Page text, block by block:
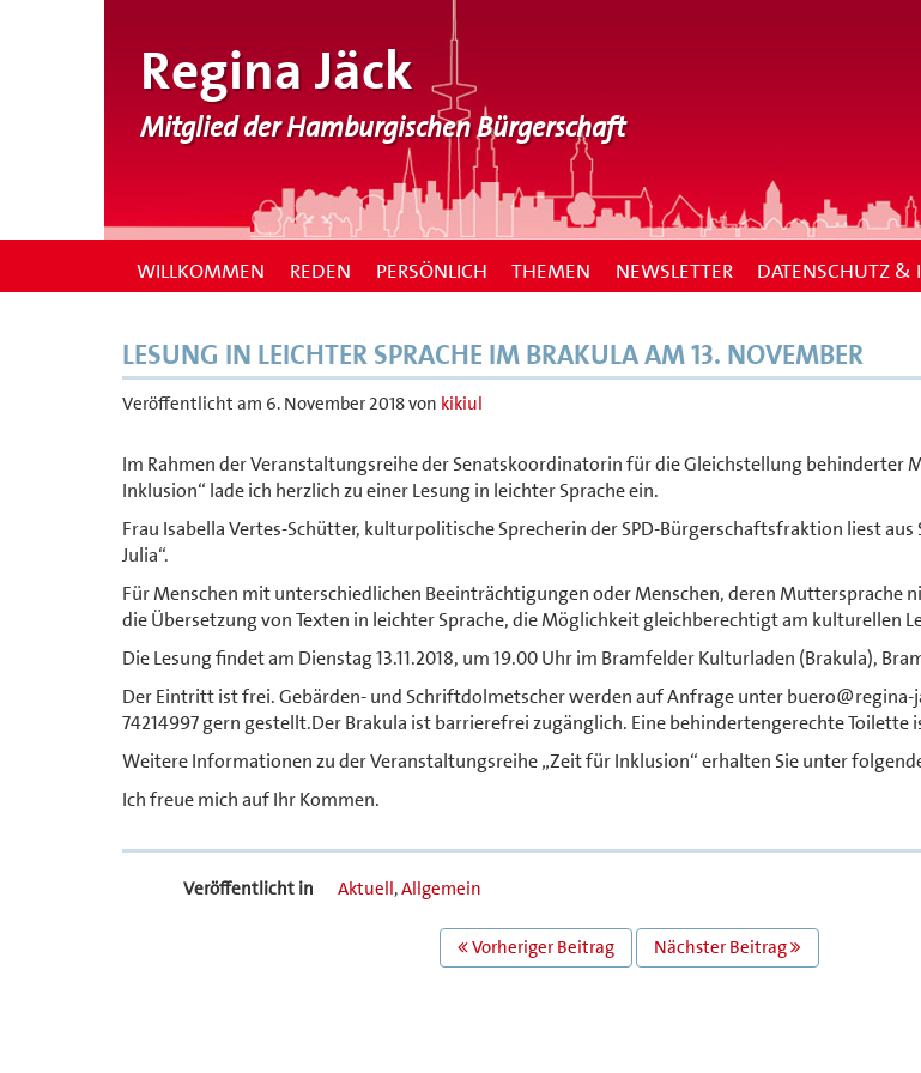
Regina Jäck
Mitglied der Hamburgischen Bürgerschaft
WILLKOMMEN REDEN PERSÖNLICH THEMEN NEWSLETTER DATENSCHUTZ &
LESUNG IN LEICHTER SPRACHE IM BRAKULA AM 13. NOVEMBER
Veröffentlicht am 6. November 2018von kikiul
Im Rahmen der Veranstaltungsreihe der Senatskoordinatorin für die Gleichstellung behinderter
Inklusion“ lade ich herzlich zu einer Lesung in leichter Sprache ein.
Frau Isabella Vertes-Schütter, kulturpolitische Sprecherin der SPD-Bürgerschaftsfraktion liest aus
Julia“.
Für Menschen mit unterschiedlichen Beeinträchtigungen oder Menschen, deren Muttersprache
die Übersetzung von Texten in leichter Sprache, die Möglichkeit gleichberechtigt am kulturellen
Die Lesung findet am Dienstag 13.11.2018, um 19.00 Uhr im Bramfelder Kulturladen (Brakula),
Der Eintritt ist frei. Gebärden- und Schriftdolmetscher werden auf Anfrage unter buero@regina-
74214997 gern gestellt.Der Brakula ist barrierefrei zugänglich. Eine behindertengerechte Toilette
Weitere Informationen zu der Veranstaltungsreihe „Zeit für Inklusion“ erhalten Sie unter
Ich freue mich auf Ihr Kommen.
Veröffentlicht in Aktuell,Allgemein
Vorheriger Beitrag Nächster Beitrag